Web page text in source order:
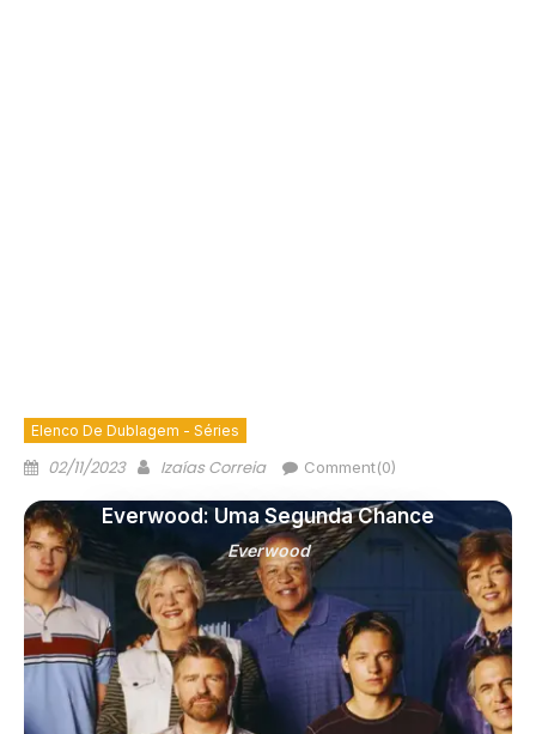
Elenco De Dublagem - Séries
02/11/2023 Izaías Correia Comment(0)
Everwood
Everwood: Uma Segunda Chance